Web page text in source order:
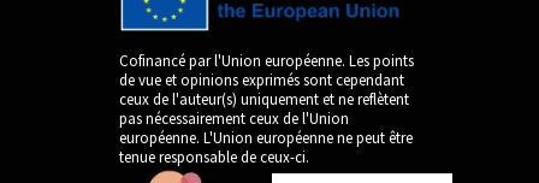
Cofinancé par l'Union européenne. Les points
de vue et opinions exprimés sont cependant
ceux de l'auteur(s) uniquement et ne reflètent
pas nécessairement ceux de l'Union
européenne. L'Union européenne ne peut être
tenue responsable de ceux-ci.